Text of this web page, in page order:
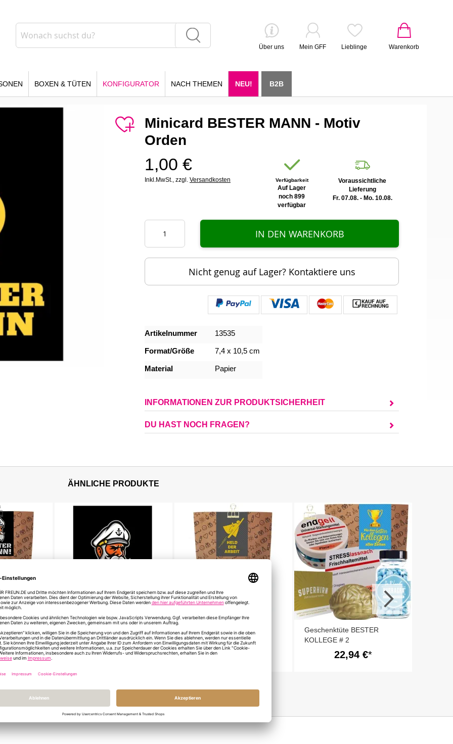
Warenkorb
Über uns Mein GFF Lieblinge
BOXEN & TÜTEN KONFIGURATOR NACH THEMEN NEU! B2B
Minicard BESTER MANN - Motiv
Orden
1,00 €
Inkl.MwSt., zzgl. Versandkosten Verfügbarkeit
Auf Lager
noch 899
verfügbar
Voraussichtliche
Lieferung
Fr. 07.08. - Mo. 10.08.
IN DEN WARENKORB
Nicht genug auf Lager? Kontaktiere uns
Mehr
Artikelnummer 13535
Format/Größe 7,4 x 10,5 cm
Material Papier
INFORMATIONEN ZUR PRODUKTSICHERHEIT
DU HAST NOCH FRAGEN?
ÄHNLICHE PRODUKTE
- zum
Minicard BESTER MANN! -
Motiv Captain
1,00 €
Geschenktüte HELD DER
ARBEIT - zum Befüllen
3,00 €
Geschenktüte BESTER
KOLLEGE # 2
22,94 €